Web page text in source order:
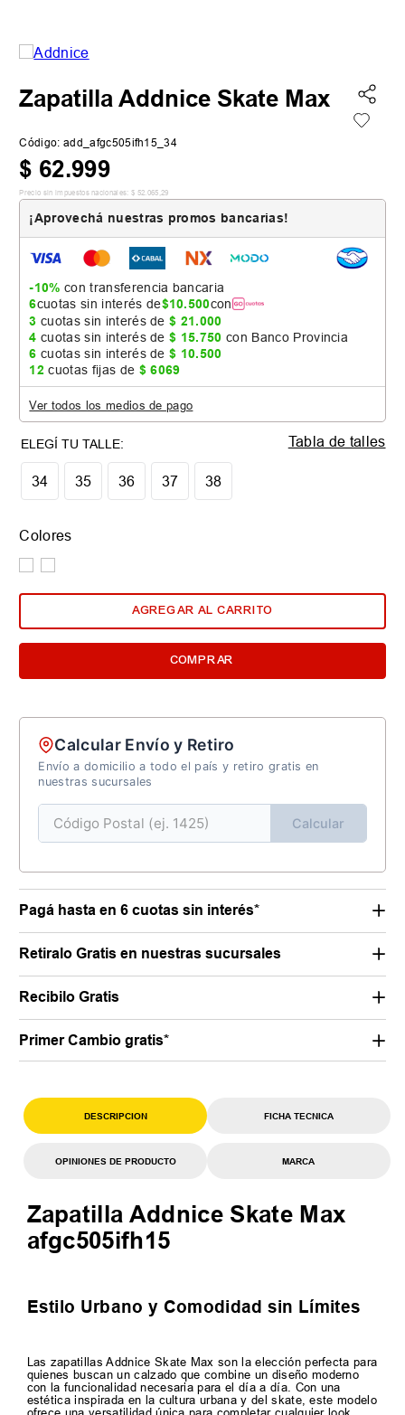
Zapatilla Addnice Skate Max
Código: add_afgc505ifh15_34
$ 62.999
Precio sin impuestos nacionales: $ 52 065 29
¡Aprovechá nuestras promos bancarias!
-10% con transferencia bancaria
6cuotas sin interés de$10.500con
3 cuotas sin interés de$ 21.000
4 cuotas sin interés de$ 15.750 con Banco Provincia
6 cuotas sin interés de$ 10.500
12 cuotas fijas de $ 6069
Ver todos los medios de pago
34 35 36 37 38
Tabla de talles
Colores
AGREGAR AL CARRITO
COMPRAR
Calcular Envío y Retiro
Envío a domicilio a todo el país y retiro gratis en
nuestras sucursales
Calcular
Pagá hasta en 6 cuotas sin interés*
Retiralo Gratis en nuestras sucursales
Recibilo Gratis
Primer Cambio gratis*
DESCRIPCION FICHA TECNICA
OPINIONES DE PRODUCTO MARCA
Zapatilla Addnice Skate Max
afgc505ifh15
Estilo Urbano y Comodidad sin Límites
Las zapatillas Addnice Skate Max son la elección perfecta para
quienes buscan un calzado que combine un diseño moderno
con la funcionalidad necesaria para el día a día. Con una
estética inspirada en la cultura urbana y del skate, este modelo